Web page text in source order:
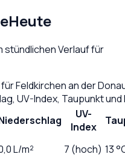
Heute
stündlichen Verlauf für
Feldkirchen an der
UV-Index, Taupunkt
UV-
Index
L/m² 7 (hoch) 13